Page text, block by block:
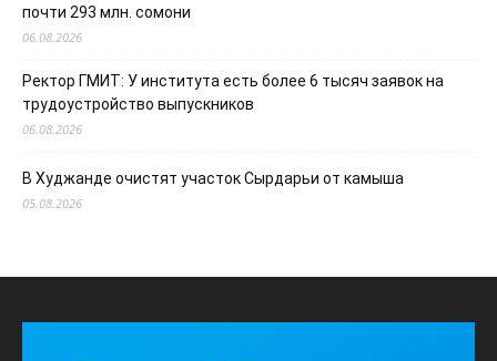
почти 293 млн. сомони
06.08.2026
Ректор ГМИТ: У института есть более 6 тысяч заявок на
трудоустройство выпускников
06.08.2026
В Худжанде очистят участок Сырдарьи от камыша
05.08.2026